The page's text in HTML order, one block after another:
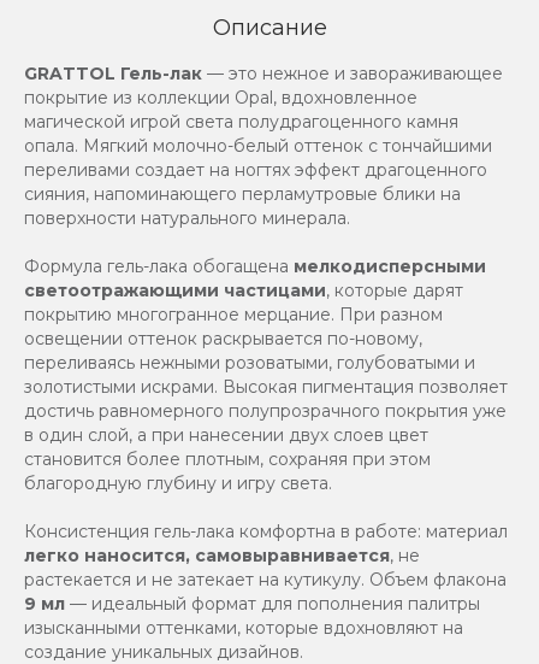
Описание
GRATTOL Гель-лак — это нежное и завораживающее
покрытие из коллекции Opal, вдохновленное
магической игрой света полудрагоценного камня
опала. Мягкий молочно-белый оттенок с тончайшими
переливами создает на ногтях эффект драгоценного
сияния, напоминающего перламутровые блики на
поверхности натурального минерала.
Формула гель-лака обогащена мелкодисперсными
светоотражающими частицами, которые дарят
покрытию многогранное мерцание. При разном
освещении оттенок раскрывается по-новому,
переливаясь нежными розоватыми, голубоватыми и
золотистыми искрами. Высокая пигментация позволяет
достичь равномерного полупрозрачного покрытия уже
в один слой, а при нанесении двух слоев цвет
становится более плотным, сохраняя при этом
благородную глубину и игру света.
Консистенция гель-лака комфортна в работе: материал
легко наносится, самовыравнивается, не
растекается и не затекает на кутикулу. Объем флакона
9 мл — идеальный формат для пополнения палитры
изысканными оттенками, которые вдохновляют на
создание уникальных дизайнов.